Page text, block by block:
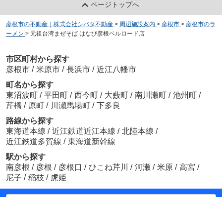
ページトップへ
彦根市の不動産｜株式会社シバタ不動産 > 周辺施設案内 > 彦根市 > 彦根市のラ
ーメン > 元祖台湾まぜそば はなび彦根ベルロード店
市区町村から探す
彦根市 / 米原市 / 長浜市 / 近江八幡市
町名から探す
東沼波町 / 平田町 / 西今町 / 大藪町 / 南川瀬町 / 池州町 /
芹橋 / 原町 / 川瀬馬場町 / 下多良
路線から探す
東海道本線 / 近江鉄道近江本線 / 北陸本線 /
近江鉄道多賀線 / 東海道新幹線
駅から探す
南彦根 / 彦根 / 彦根口 / ひこね芹川 / 河瀬 / 米原 / 高宮 /
尼子 / 稲枝 / 虎姫